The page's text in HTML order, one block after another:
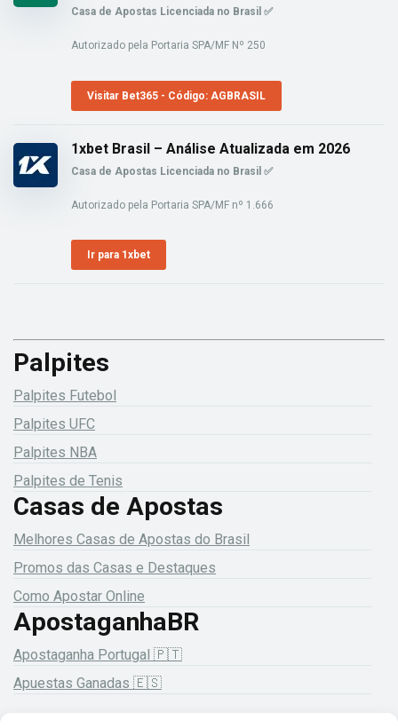
Casa de Apostas Licenciada no Brasil ✅
Autorizado pela Portaria SPA/MF Nº 250
Visitar Bet365 - Código: AGBRASIL
1xbet Brasil – Análise Atualizada em 2026
Casa de Apostas Licenciada no Brasil ✅
Autorizado pela Portaria SPA/MF nº 1.666
Ir para 1xbet
Palpites
Palpites Futebol
Palpites UFC
Palpites NBA
Palpites de Tenis
Casas de Apostas
Melhores Casas de Apostas do Brasil
Promos das Casas e Destaques
Como Apostar Online
ApostaganhaBR
Apostaganha Portugal 🇵🇹
Apuestas Ganadas 🇪🇸